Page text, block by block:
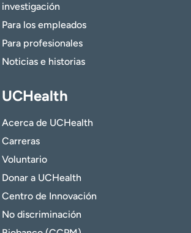
investigación
Para los empleados
Para profesionales
Noticias e historias
UCHealth
Acerca de UCHealth
Carreras
Voluntario
Donar a UCHealth
Centro de Innovación
No discriminación